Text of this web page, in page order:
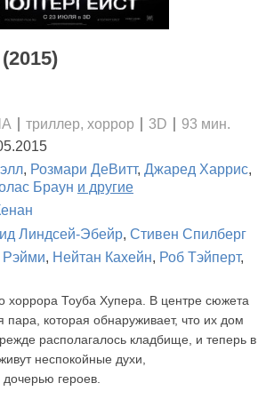
триллер, хоррор 3D
93 мин.
, Розмари ДеВитт, Джаред Харрис,
Браун и другие
Линдсей-Эбейр, Стивен Спилберг
, Нейтан Кахейн, Роб Тэйперт,
хоррора Тоуба Хупера. В центре сюжета
пара, которая обнаруживает, что их дом
располагалось кладбище, и теперь в
неспокойные духи,
героев.